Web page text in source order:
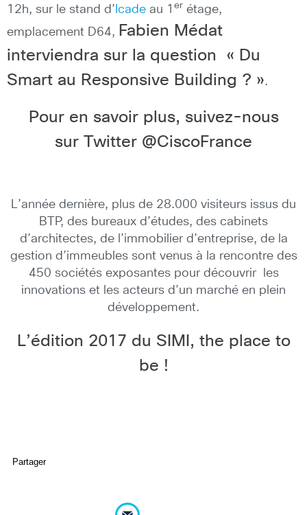
12h, sur le stand d’ Icade au 1 er étage,
emplacement D64, Fabien Médat
interviendra sur la question « Du
Smart au Responsive Building ? ».
Pour en savoir plus, suivez-nous
sur Twitter @CiscoFrance
L’année dernière, plus de 28.000 visiteurs issus du
BTP, des bureaux d’études, des cabinets
d’architectes, de l’immobilier d’entreprise, de la
gestion d’immeubles sont venus à la rencontre des
450 sociétés exposantes pour découvrir les
innovations et les acteurs d’un marché en plein
développement.
L’édition 2017 du SIMI, the place to
be !
Partager